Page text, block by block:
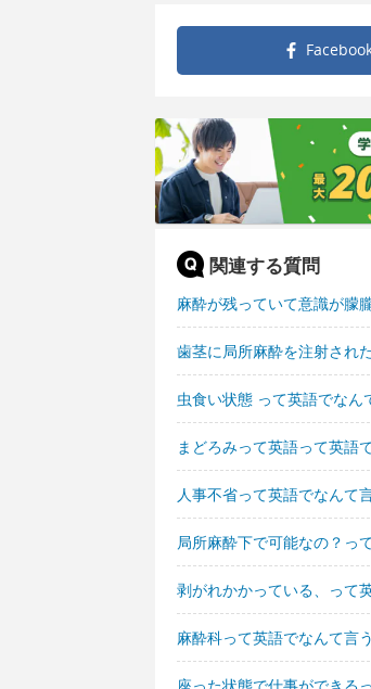
関連する質問
麻酔が残っていて意識が朦
歯茎に局所麻酔を注射され
虫食い状態 って英語でなん
まどろみって英語って英語
人事不省って英語でなんて
局所麻酔下で可能なの？っ
剥がれかかっている、って
麻酔科って英語でなんて言